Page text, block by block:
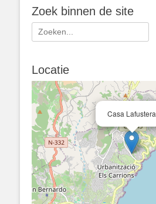
Zoek binnen de site
Zoeken
naar:
Locatie
Casa Lafustera